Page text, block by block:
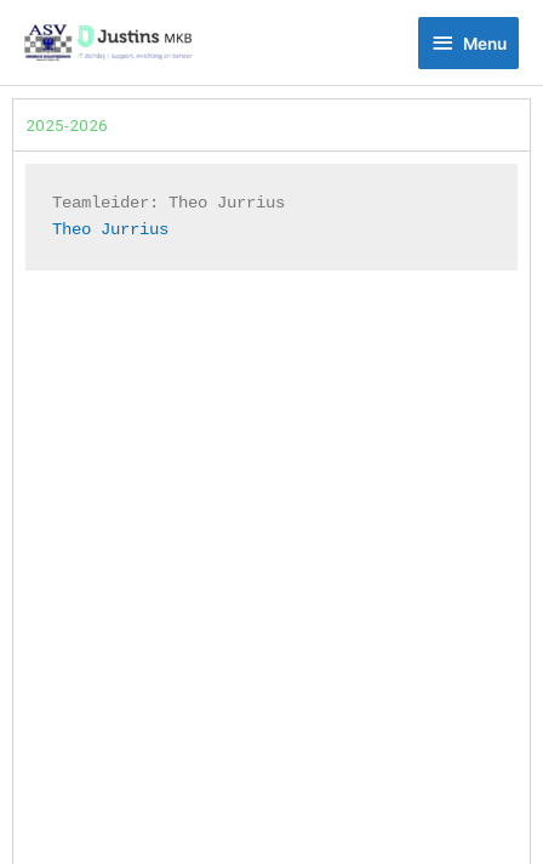
naar
inhoud
Menu
Menu
2025-2026
Teamleider: Theo Jurrius
Theo Jurrius